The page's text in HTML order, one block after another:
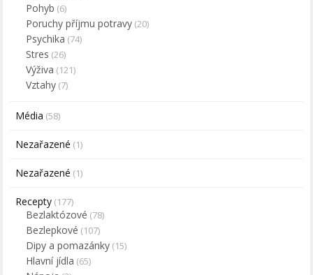
Pohyb (6)
Poruchy příjmu potravy (20)
Psychika (74)
Stres (26)
Výživa (121)
Vztahy (7)
Média (58)
Nezařazené (1)
Nezařazené (1)
Recepty (177)
Bezlaktózové (78)
Bezlepkové (107)
Dipy a pomazánky (15)
Hlavní jídla (65)